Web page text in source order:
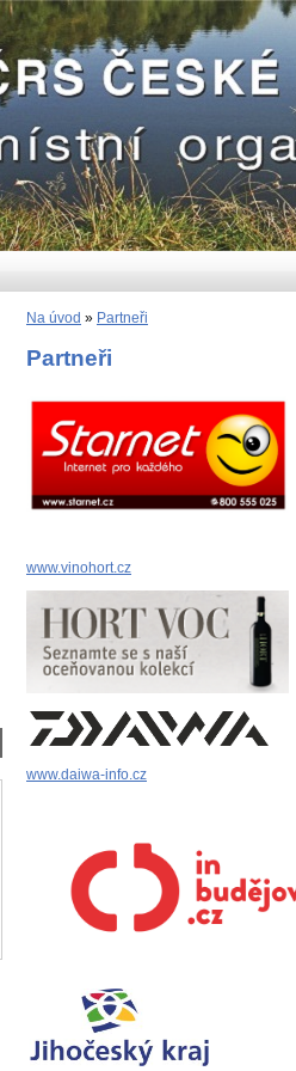
Na úvod » Partneři
Partneři
www.vinohort.cz
www.daiwa-info.cz